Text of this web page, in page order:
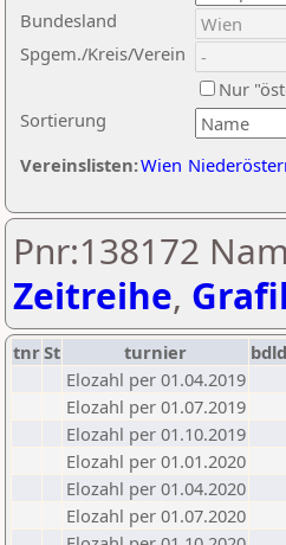
Sortierung
Bundesland
Spgem./Kreis/Verein
Nur
Vereinslisten:Wien
Pnr:138172
Zeitreihe,
tnrSt turnier bdld
Elozahl per 01.04.2019
Elozahl per 01.07.2019
Elozahl per 01.10.2019
Elozahl per 01.01.2020
Elozahl per 01.04.2020
Elozahl per 01.07.2020